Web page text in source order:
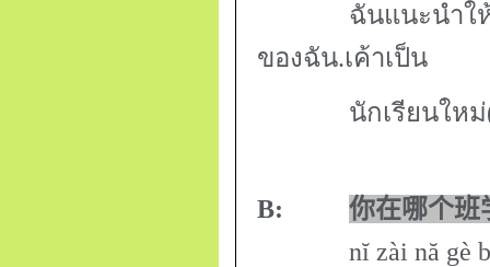
ฉันแนะนำให้
ของฉัน.เค้าเป็น
นักเรียนใหม่(เ
B:你在哪个班
nĭ zài nă gè